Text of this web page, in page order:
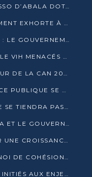
LE LYCÉE DENIS SASSOU N’GUESSO D’ABALA DOTÉ D’UNE SALLE MULTIMÉDIA
POINTE-NOIRE : LE GOUVERNEMENT EXHORTE À UN USAGE RESPONSABLE DU NOUVEAU MATÉRIEL MUNICIPAL
SITUATION SOCIOÉCONOMIQUE : LE GOUVERNEMENT INTERPELLÉ DEVANT LE SÉNAT
20.000 PATIENTS VIVANT AVEC LE VIH MENACÉS D’ARRÊT DE TRAITEMENT
AGL MOBILISE L’AFRIQUE AUTOUR DE LA CAN 2025
PRÉSIDENTIELLE 2026 : LA FORCE PUBLIQUE SE PRÉPARE À SÉCURISER LE SCRUTIN
LE SPECTACLE FORFAIT RIRE NE SE TIENDRA PAS LE 1ER JANVIER
SANTÉ REPRODUCTIVE : L’UNFPA ET LE GOUVERNEMENT AFFINENT LES PRIORITÉS DE 2026
PLUS DE 13 MILLIONS USD POUR UNE CROISSANCE VERTE ET SOUVERAINE
CONGO–HAND-BALL : LE TOURNOI DE COHÉSION ET DE FRATERNITÉ ALLUME SES LAMPIONS À BRAZZAVILLE
LES JOURNALISTES CONGOLAIS INITIÉS AUX ENJEUX DE L’ÉCONOMIE BLEUE